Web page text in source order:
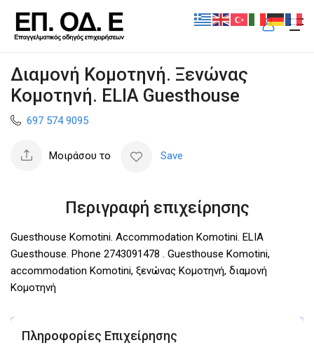
Διαμονή Κομοτηνή. Ξενώνας
Κομοτηνή. ELIA Guesthouse
697 574 9095
Μοιράσου το Save
Περιγραφή επιχείρησης
Guesthouse Komotini. Accommodation Komotini. ELIA
Guesthouse. Phone 2743091478 . Guesthouse Komotini,
accommodation Komotini, ξενώνας Κομοτηνή, διαμονή
Κομοτηνή
Πληροφορίες Επιχείρησης